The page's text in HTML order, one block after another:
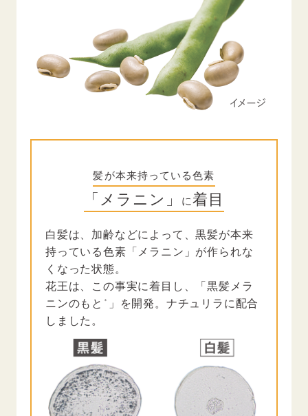
髪が本来持っている色素
「メラニン」 に着目
白髪は、加齢などによって、黒髪が本来
持っている色素「メラニン」が作られな
くなった状態。
花王は、この事実に着目し、「黒髪メラ
ニンのもと
＊
」を開発。ナチュリラに配合
しました。